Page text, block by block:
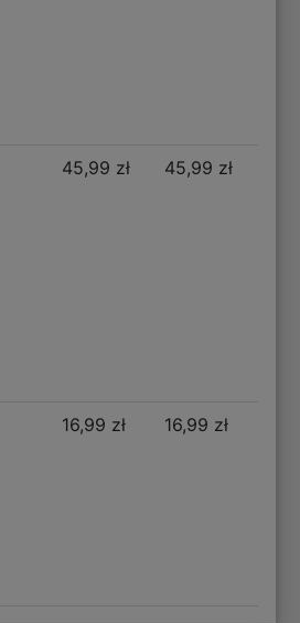
45,99 zł 45,99 zł
16,99 zł 16,99 zł